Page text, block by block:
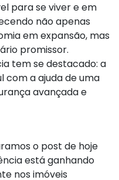
para se viver e em
não apenas
em expansão, mas
promissor.
tem se destacado: a
com a ajuda de uma
avançada e
o post de hoje
está ganhando
nos imóveis